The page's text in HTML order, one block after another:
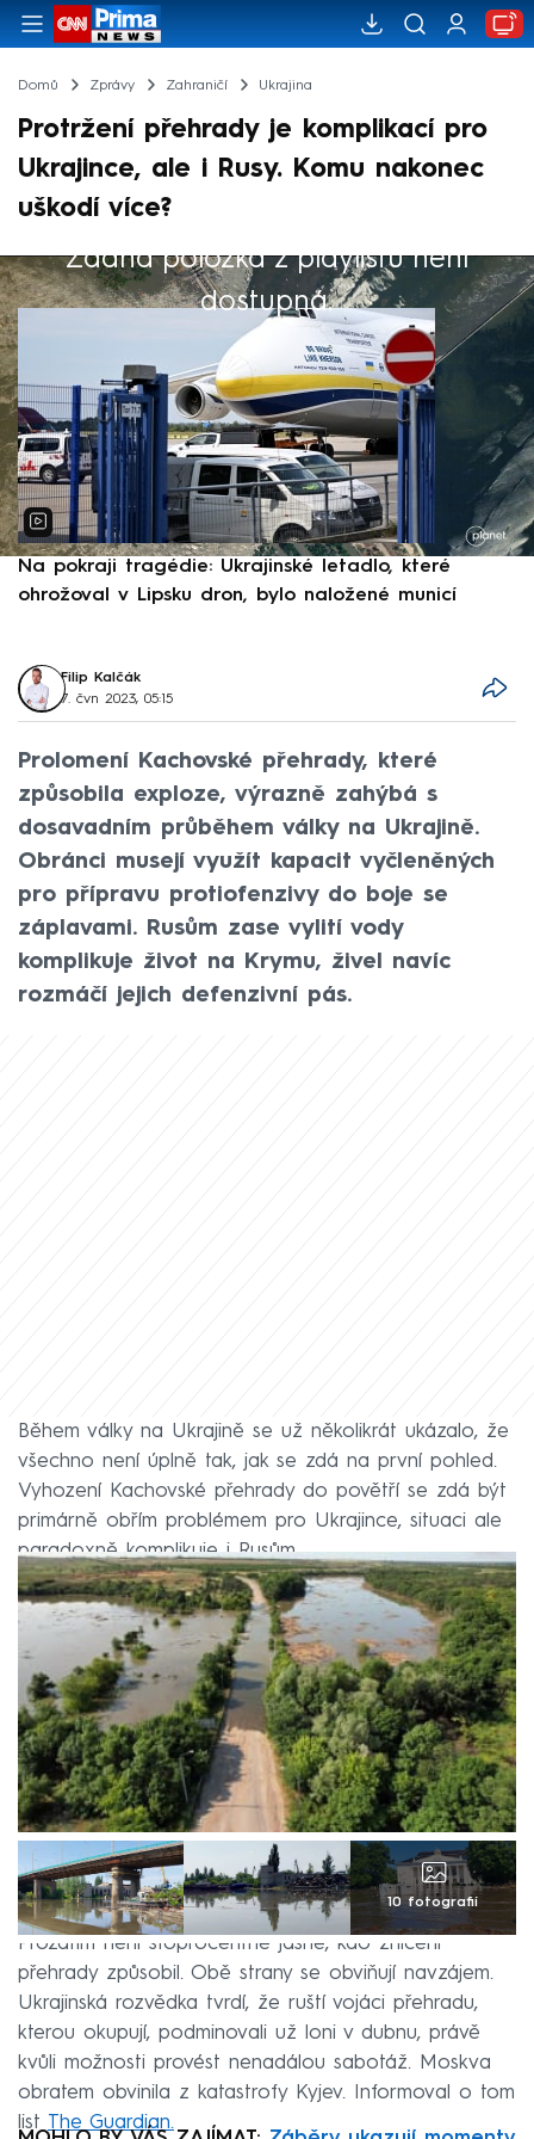
Domů Zprávy Zahraničí Ukrajina
Protržení přehrady je komplikací pro
Ukrajince, ale i Rusy. Komu nakonec
uškodí více?
Žádná položka z playlistu není
dostupná.
Výběr redakce
Na pokraji tragédie: Ukrajinské letadlo, které
ohrožoval v Lipsku dron, bylo naložené municí
Filip Kalčák
7. čvn 2023, 05:15
Prolomení Kachovské přehrady, které
způsobila exploze, výrazně zahýbá s
dosavadním průběhem války na Ukrajině.
Obránci musejí využít kapacit vyčleněných
pro přípravu protiofenzivy do boje se
záplavami. Rusům zase vylití vody
komplikuje život na Krymu, živel navíc
rozmáčí jejich defenzivní pás.
Během války na Ukrajině se už několikrát ukázalo, že
všechno není úplně tak, jak se zdá na první pohled.
Vyhození Kachovské přehrady do povětří se zdá být
primárně obřím problémem pro Ukrajince, situaci ale
paradoxně komplikuje i Rusům.
10 fotografií
Prozatím není stoprocentně jasné, kdo zničení
přehrady způsobil. Obě strany se obviňují navzájem.
Ukrajinská rozvědka tvrdí, že ruští vojáci přehradu,
kterou okupují, podminovali už loni v dubnu, právě
kvůli možnosti provést nenadálou sabotáž. Moskva
obratem obvinila z katastrofy Kyjev. Informoval o tom
list The Guardian.